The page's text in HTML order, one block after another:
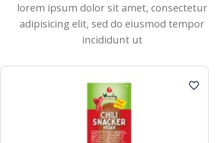
lorem ipsum dolor sit amet, consectetur
adipisicing elit, sed do eiusmod tempor
incididunt ut
favorite_border